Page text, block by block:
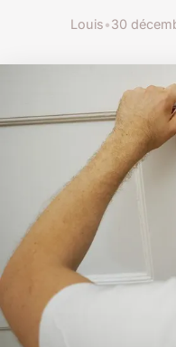
Louis•30